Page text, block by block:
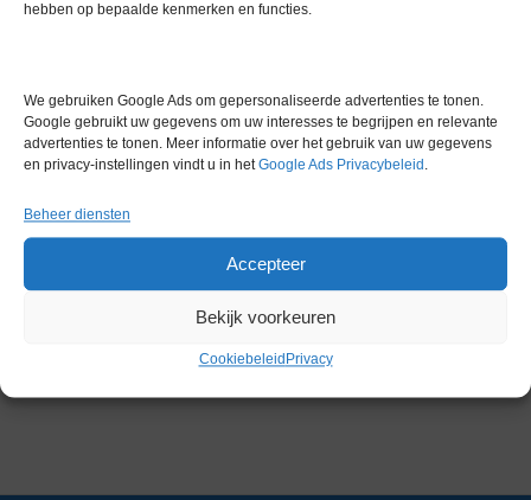
hebben op bepaalde kenmerken en functies.
We gebruiken Google Ads om gepersonaliseerde advertenties te tonen.
Google gebruikt uw gegevens om uw interesses te begrijpen en relevante
advertenties te tonen. Meer informatie over het gebruik van uw gegevens
en privacy-instellingen vindt u in hetGoogle Ads Privacybeleid .
Beheer diensten
Accepteer
Bekijk voorkeuren
Cookiebeleid Privacy
Voorraad